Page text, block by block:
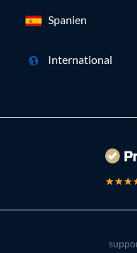
Spanien
International